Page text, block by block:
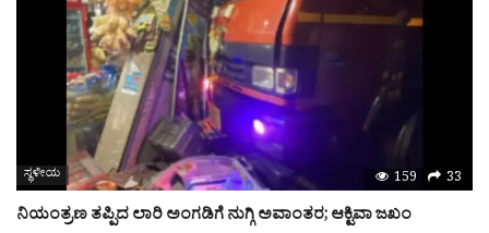
ಸ್ಥಳೀಯ 159 33
ನಿಯಂತ್ರಣ ತಪ್ಪಿದ ಲಾರಿ ಅಂಗಡಿಗೆ ನುಗ್ಗಿ ಅವಾಂತರ; ಆಕ್ಟಿವಾ ಜಖಂ